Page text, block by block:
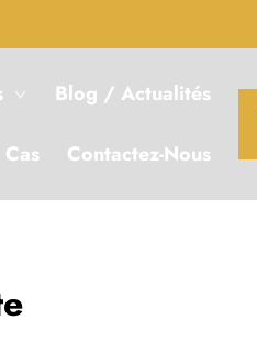
Blog / Actualités
Contactez-Nous